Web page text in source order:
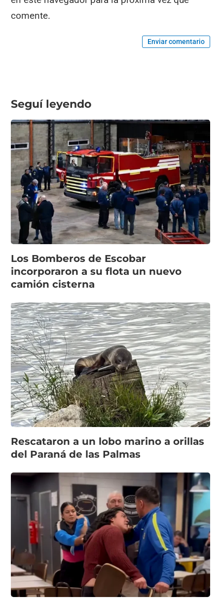
comente.
Enviar comentario
Seguí leyendo
Los Bomberos de Escobar
incorporaron a su flota un nuevo
camión cisterna
Rescataron a un lobo marino a orillas
del Paraná de las Palmas